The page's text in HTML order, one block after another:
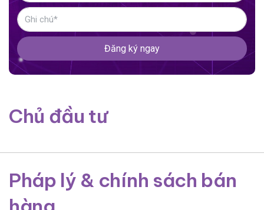
Đăng ký ngay
Chủ đầu tư
Pháp lý & chính sách bán